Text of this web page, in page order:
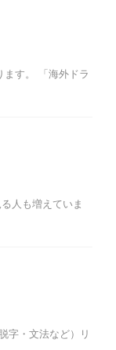
す。 「海外ドラ
人も増えていま
字・文法など）リ